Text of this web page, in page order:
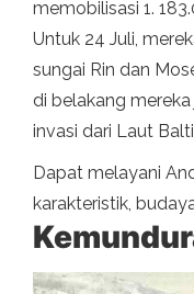
memobilisasi 1.
Untuk 24 Juli,
sungai Rin dan
di belakang
invasi dari Laut
Dapat melayani
karakteristik,